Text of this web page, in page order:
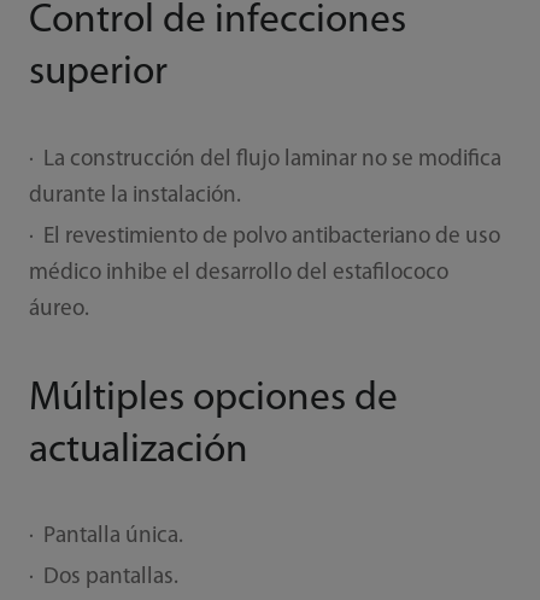
Control de infecciones
superior
· La construcción del flujo laminar no se modifica
durante la instalación.
· El revestimiento de polvo antibacteriano de uso
médico inhibe el desarrollo del estafilococo
áureo.
Múltiples opciones de
actualización
· Pantalla única.
· Dos pantallas.